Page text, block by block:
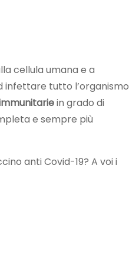
cellula umana e a
infettare tutto l’organismo
in grado di
e sempre più
anti Covid-19? A voi i